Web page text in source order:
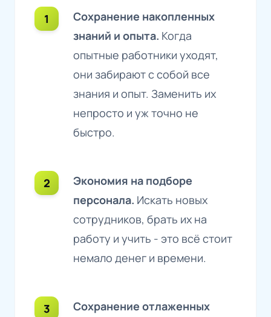
Сохранение накопленных
знаний и опыта. Когда
опытные работники уходят,
они забирают с собой все
знания и опыт. Заменить их
непросто и уж точно не
быстро.
Экономия на подборе
персонала. Искать новых
сотрудников, брать их на
работу и учить - это всё стоит
немало денег и времени.
Сохранение отлаженных